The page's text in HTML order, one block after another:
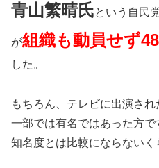
青山繁晴氏という自民
が組織も動員せず
した。
もちろん、テレビに出演さ
一部では有名ではあった方
知名度とは比較にならないく